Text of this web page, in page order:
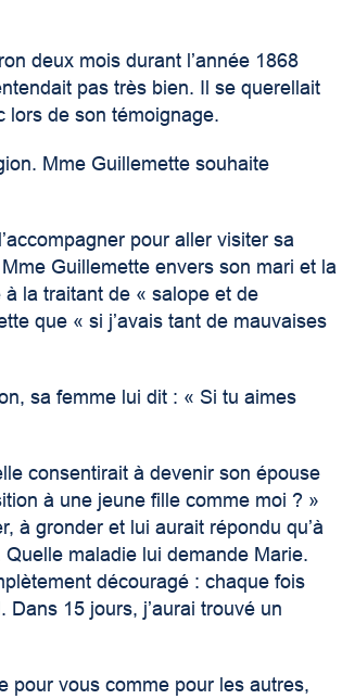
deux mois durant l’année 1868
pas très bien. Il se querellait
lors de son témoignage.
M me Guillemette souhaite
pour aller visiter sa
me Guillemette envers son mari et la
à la traitant de « salope et de
que « si j’avais tant de mauvaises
sa femme lui dit : « Si tu aimes
consentirait à devenir son épouse
à une jeune fille comme moi ? »
à gronder et lui aurait répondu qu’à
maladie lui demande Marie.
découragé : chaque fois
Dans 15 jours, j’aurai trouvé un
pour vous comme pour les autres,